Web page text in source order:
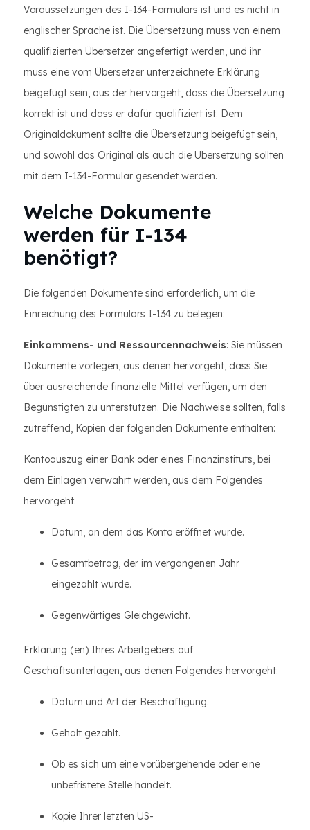
Voraussetzungen des I-134-Formulars ist und es nicht in
englischer Sprache ist. Die Übersetzung muss von einem
qualifizierten Übersetzer angefertigt werden, und ihr
muss eine vom Übersetzer unterzeichnete Erklärung
beigefügt sein, aus der hervorgeht, dass die Übersetzung
korrekt ist und dass er dafür qualifiziert ist. Dem
Originaldokument sollte die Übersetzung beigefügt sein,
und sowohl das Original als auch die Übersetzung sollten
mit dem I-134-Formular gesendet werden.
Welche Dokumente
werden für I-134
benötigt?
Die folgenden Dokumente sind erforderlich, um die
Einreichung des Formulars I-134 zu belegen:
Einkommens- und Ressourcennachweis: Sie müssen
Dokumente vorlegen, aus denen hervorgeht, dass Sie
über ausreichende finanzielle Mittel verfügen, um den
Begünstigten zu unterstützen. Die Nachweise sollten, falls
zutreffend, Kopien der folgenden Dokumente enthalten:
Kontoauszug einer Bank oder eines Finanzinstituts, bei
dem Einlagen verwahrt werden, aus dem Folgendes
hervorgeht:
Datum, an dem das Konto eröffnet wurde.
Gesamtbetrag, der im vergangenen Jahr
eingezahlt wurde.
Gegenwärtiges Gleichgewicht.
Erklärung (en) Ihres Arbeitgebers auf
Geschäftsunterlagen, aus denen Folgendes hervorgeht:
Datum und Art der Beschäftigung.
Gehalt gezahlt.
Ob es sich um eine vorübergehende oder eine
unbefristete Stelle handelt.
Kopie Ihrer letzten US-